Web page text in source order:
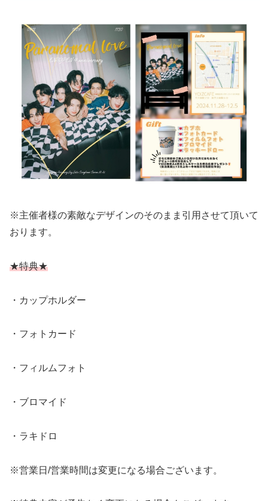
※主催者様の素敵なデザインのそのまま引用させて頂いて
おります。
★特典★
・カップホルダー
・フォトカード
・フィルムフォト
・ブロマイド
・ラキドロ
※営業日/営業時間は変更になる場合ございます。